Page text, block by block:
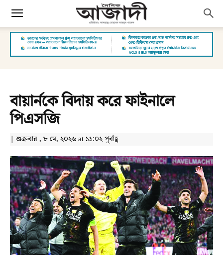
বায়ার্নকে বিদায় করে ফাইনালে
পিএসজি
| শুক্রবার , ৮ মে, ২০২৬ at ১১:০২ পূর্বাহ্ণ